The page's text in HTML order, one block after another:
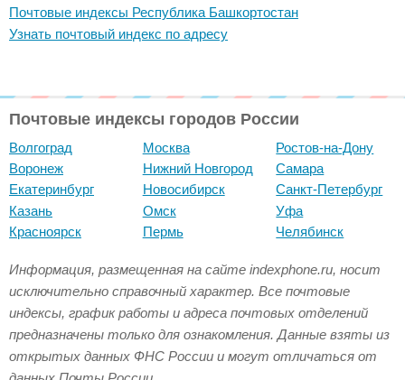
Почтовые индексы Республика Башкортостан
Узнать почтовый индекс по адресу
Почтовые индексы городов России
Волгоград
Воронеж
Екатеринбург
Казань
Красноярск
Москва
Нижний Новгород
Новосибирск
Омск
Пермь
Ростов-на-Дону
Самара
Санкт-Петербург
Уфа
Челябинск
Информация, размещенная на сайте indexphone.ru, носит
исключительно справочный характер. Все почтовые
индексы, график работы и адреса почтовых отделений
предназначены только для ознакомления. Данные взяты из
открытых данных ФНС России и могут отличаться от